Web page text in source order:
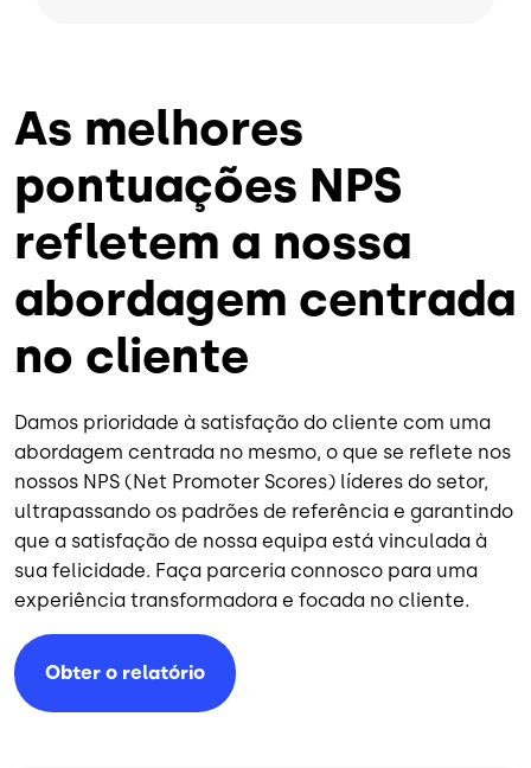
As melhores
pontuações NPS
refletem a nossa
abordagem centrada
no cliente
Damos prioridade à satisfação do cliente com uma
abordagem centrada no mesmo, o que se reflete nos
nossos NPS (Net Promoter Scores) líderes do setor,
ultrapassando os padrões de referência e garantindo
que a satisfação de nossa equipa está vinculada à
sua felicidade. Faça parceria connosco para uma
experiência transformadora e focada no cliente.
Obter o relatório